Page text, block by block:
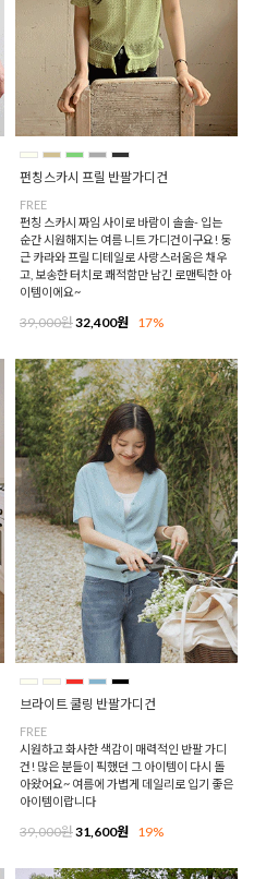
펀칭스카시 프릴 반팔가디건
FREE
펀칭 스카시 짜임 사이로 바람이 솔솔- 입는
순간 시원해지는 여름 니트 가디건이구요! 둥
근 카라와 프릴 디테일로 사랑스러움은 채우
고, 보송한 터치로 쾌적함만 남긴 로맨틱한 아
이템이에요~
39,000원32,400원 17%
브라이트 쿨링 반팔가디건
FREE
시원하고 화사한 색감이 매력적인 반팔 가디
건! 많은 분들이 픽했던 그 아이템이 다시 돌
아왔어요~ 여름에 가볍게 데일리로 입기 좋은
아이템이랍니다
39,000원31,600원 19%